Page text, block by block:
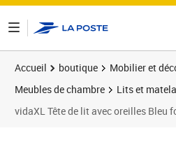
Accueil boutique
Mobilier et
Meubles de chambre
Lits et
vidaXL Tête de lit avec oreilles Bleu